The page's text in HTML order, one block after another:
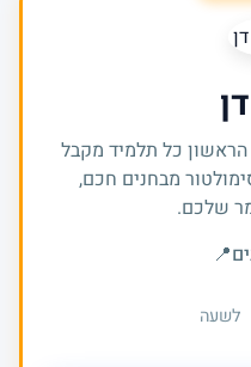
כל תלמיד מקבל
מבחנים חכם,
שלכם.
📍
לשעה